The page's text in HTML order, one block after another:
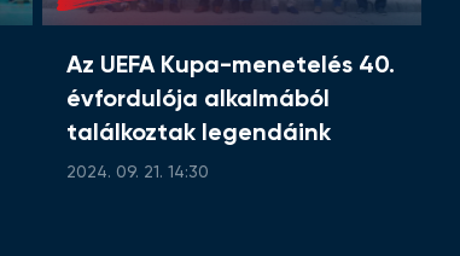
Az UEFA Kupa-menetelés 40.
évfordulója alkalmából
találkoztak legendáink
2024. 09. 21. 14:30